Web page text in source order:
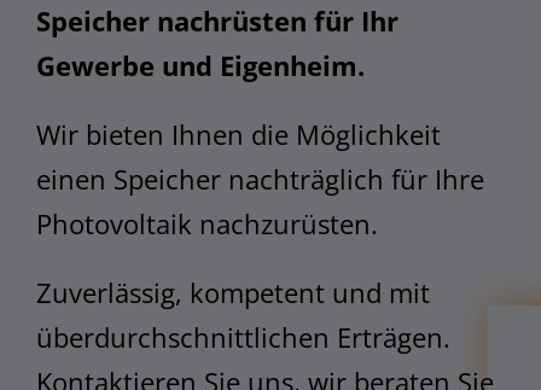
Whalesbot
Speicher nachrüsten für Ihr
Gewerbe und Eigenheim.
Wir bieten Ihnen die Möglichkeit
einen Speicher nachträglich für Ihre
Photovoltaik nachzurüsten.
Zuverlässig, kompetent und mit
überdurchschnittlichen Erträgen.
Kontaktieren Sie uns, wir beraten Sie